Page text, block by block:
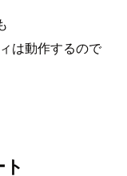
は動作するので